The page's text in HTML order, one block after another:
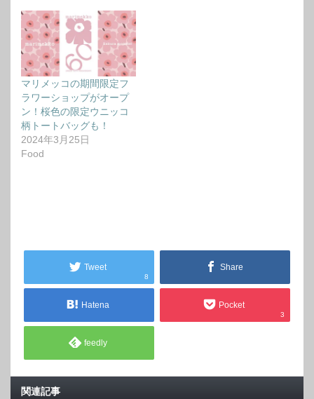
マリメッコの期間限定フ
ラワーショップがオープ
ン！桜色の限定ウニッコ
柄トートバッグも！
2024年3月25日
Food
Tweet
8
Share
Hatena Pocket
3
feedly
関連記事